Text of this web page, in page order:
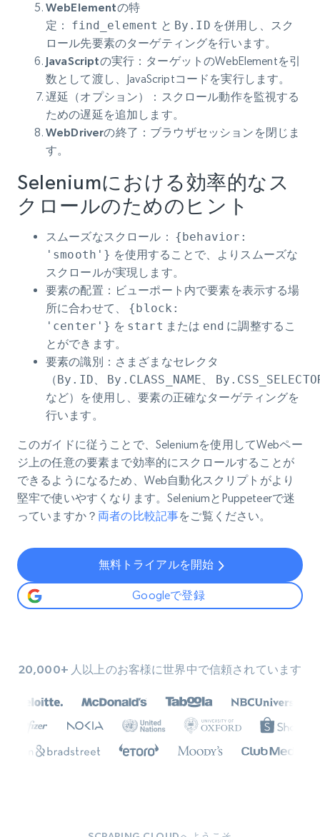
WebElementの特
定 ： find_element と By.ID を併用し、スク
ロール先要素のターゲティングを行います。
JavaScriptの実行 ：ターゲットのWebElementを引
数として渡し、JavaScriptコードを実行します。
遅延（オプション）
：スクロール動作を監視する
ための遅延を追加します。
WebDriverの終了 ：ブラウザセッションを閉じま
す。
Seleniumにおける効率的なス
クロールのためのヒント
スムーズなスクロール ： {behavior:
'smooth'} を使用することで、よりスムーズな
スクロールが実現します。
要素の配置 ：ビューポート内で要素を表示する場
所に合わせて、 {block:
'center'} を start または end に調整するこ
とができます。
要素の識別 ：さまざまなセレクタ
（By.ID、 By.CLASS_NAME、
など）を使用し、要素の正確なターゲティングを
行います。
このガイドに従うことで、Seleniumを使用してWebペー
ジ上の任意の要素まで効率的にスクロールすることが
できるようになるため、Web自動化スクリプトがより
堅牢で使いやすくなります。SeleniumとPuppeteerで迷
っていますか？ 両者の比較記事をご覧ください。
無料トライアルを開始
Googleで登録
20,000+ 人以上のお客様に世界中で信頼されています